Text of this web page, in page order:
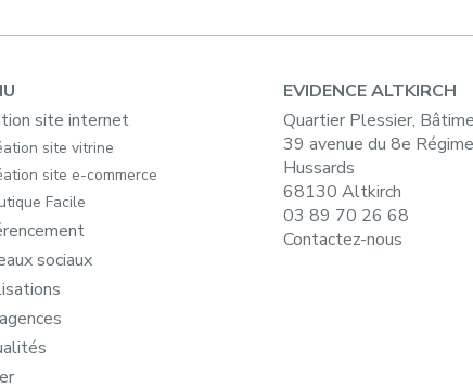
site internet
site vitrine
site e-commerce
Facile
sociaux
EVIDENCE ALTKIRCH
Quartier Plessier,
39 avenue du 8e
Hussards
68130 Altkirch
03 89 70 26 68
Contactez-nous